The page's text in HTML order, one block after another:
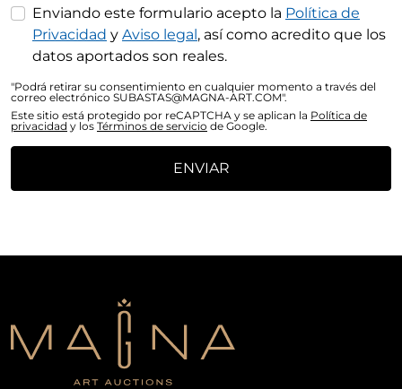
Enviando este formulario acepto la Política de
Privacidad y Aviso legal, así como acredito que los
datos aportados son reales.
"Podrá retirar su consentimiento en cualquier momento a través del
correo electrónico SUBASTAS@MAGNA-ART.COM".
Este sitio está protegido por reCAPTCHA y se aplican la Política de
privacidad y los Términos de servicio de Google.
ENVIAR